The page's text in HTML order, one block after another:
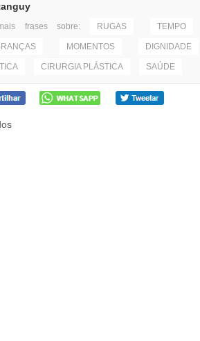
frases sobre: RUGAS TEMPO
MOMENTOS DIGNIDADE
CIRURGIA PLÁSTICA SAÚDE